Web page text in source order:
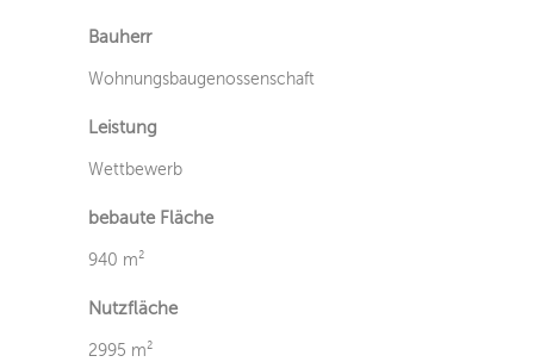
Bauherr
Wohnungsbaugenossenschaft
Leistung
Wettbewerb
bebaute Fläche
940 m²
Nutzfläche
2995 m²